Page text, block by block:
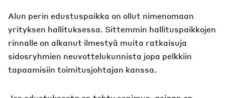
Alun perin edustuspaikka on ollut nimenomaan
yrityksen hallituksessa. Sittemmin hallituspaikkojen
rinnalle on alkanut ilmestyä muita ratkaisuja
sidosryhmien neuvottelukunnista jopa pelkkiin
tapaamisiin toimitusjohtajan kanssa.